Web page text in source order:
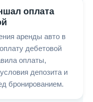
оплата
аренды авто в
дебетовой
оплаты,
депозита и
бронированием.